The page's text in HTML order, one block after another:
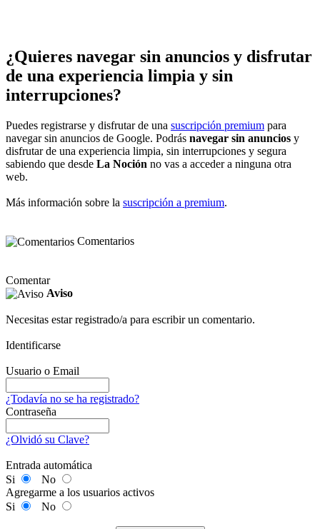
¿Quieres navegar sin anuncios y disfrutar
de una experiencia limpia y sin
interrupciones?
Puedes registrarse y disfrutar de una suscripción premium para
navegar sin anuncios de Google. Podrás navegar sin anuncios y
disfrutar de una experiencia limpia, sin interrupciones y segura
sabiendo que desde La Noción no vas a acceder a ninguna otra
web.
Más información sobre la suscripción a premium.
Comentarios
Comentar
Aviso
Necesitas estar registrado/a para escribir un comentario.
Identificarse
Usuario o Email
¿Todavía no se ha registrado?
Contraseña
¿Olvidó su Clave?
Entrada automática
Si
No
Agregarme a los usuarios activos
Si
No